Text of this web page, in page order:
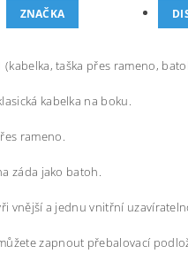
ZNAČKA
taška přes rameno,
kabelka na boku.
rameno.
záda jako batoh.
vnější a jednu vnitřní
zapnout přebalovací